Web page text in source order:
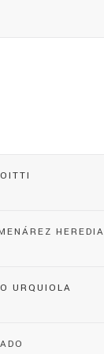
HEREDIA
URQUIOLA